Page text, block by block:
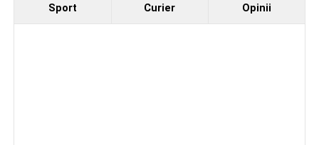
Sport Curier Opinii